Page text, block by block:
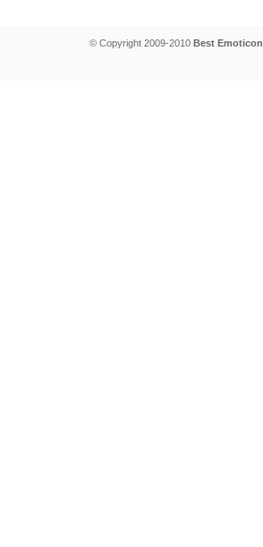
© Copyright 2009-2010 Best Emoticon